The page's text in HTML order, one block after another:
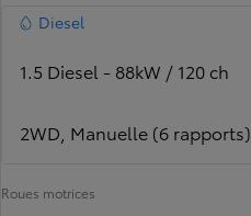
Diesel
1.5 Diesel - 88kW / 120 ch
2WD, Manuelle (6 rapports)
Roues motrices